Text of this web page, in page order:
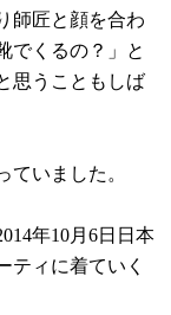
師匠と顔を合わ
でくるの？」と
思うこともしば
いました。
年10月6日日本
ティに着ていく